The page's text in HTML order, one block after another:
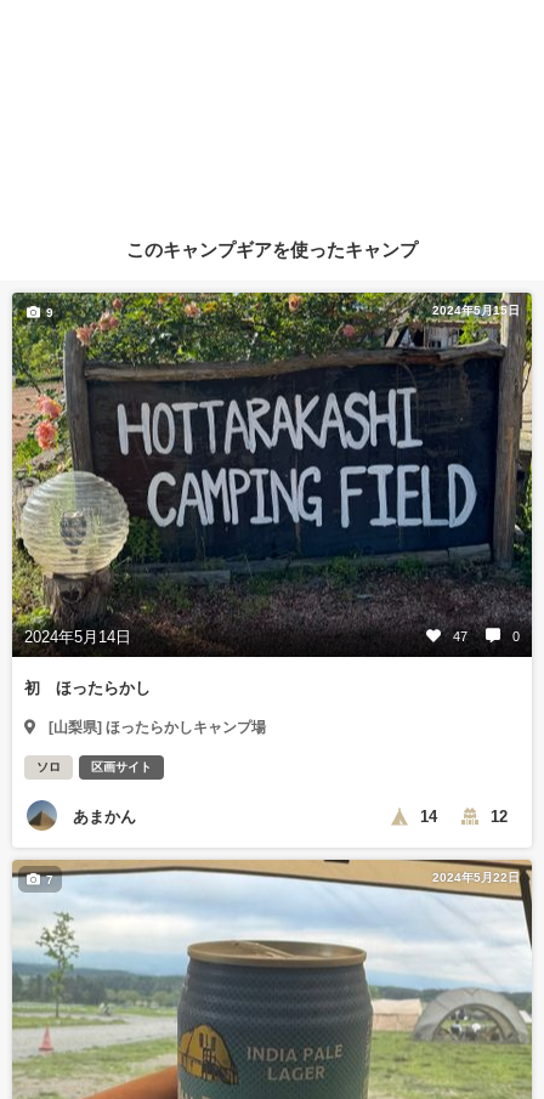
このキャンプギアを使ったキャンプ
2024年5月15日
2024年5月14日 47 0
9
初 ほったらかし
[山梨県] ほったらかしキャンプ場
ソロ 区画サイト
あまかん 14 12
2024年5月22日
7